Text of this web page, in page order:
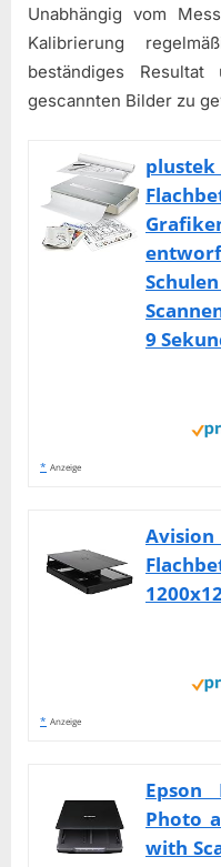
Unabhängig vom
Kalibrierung
beständiges
gescannten Bilder zu
9
* Anzeige
* Anzeige
Epson
Photo
with